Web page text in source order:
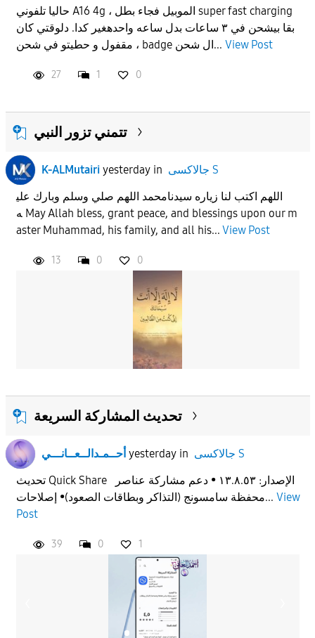
حاليا تلفوني A16 4g ، الموبيل فجاء بطل super fast charging
بقا بيشحن في ٣ ساعات بدل ساعه واحدهغير كدا. دلوقتي كان
مقفول و حطيتو في شحن ، badge ال شحن... View Post
27 1 0
تتمني تزور النبي
K-ALMutairi yesterdayin
جالاكسى S
اللهم اكتب لنا زياره سيدنامحمد اللهم صلي وسلم وبارك علي
ه May Allah bless, grant peace, and blessings upon our m
aster Muhammad, his family, and all his... View Post
13 0 0
تحديث المشاركة السريعة
أحــمـدالــعــانـــي yesterdayin
جالاكسى S
تحديث Quick Share الإصدار: ١٣.٨.٥٣ • دعم مشاركة عناصر
محفظة سامسونج (التذاكر وبطاقات الصعود)• إصلاحات... View
Post
39 0 1